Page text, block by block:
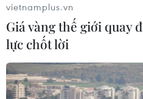
vietnamplus.vn
Giá vàng thế giới quay
lực chốt lời